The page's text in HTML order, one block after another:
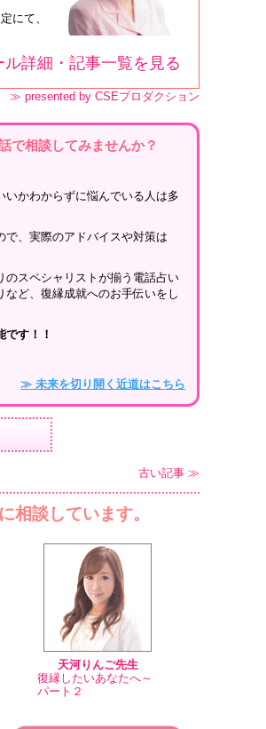
にて、
詳細・記事一覧を見る
≫ presented by CSEプロダクション
で相談してみませんか？
かわからずに悩んでいる人は多
、実際のアドバイスや対策は
スペシャリストが揃う電話占い
ど、復縁成就へのお手伝いをし
す！！
≫ 未来を切り開く近道はこちら
古い記事 ≫
相談しています。
天河りんご先生
復縁したいあなたへ～
パート２